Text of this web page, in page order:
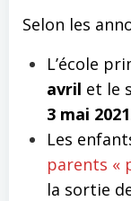
Selon les
L’école
avril et le
3 mai 2021
Les
parents «
la sortie